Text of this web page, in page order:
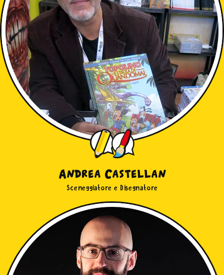
"Usa solo i Cookie tecnici"o sullaXdi chiusura di
questo banner in alto a destra nessun’altra tipologia di
cookie verrà settata. Infine, se vuoi avere maggiori
informazioni, leggi la nostra
Cookie Policy
Andrea Castellan
Sceneggiatore e Disegnatore